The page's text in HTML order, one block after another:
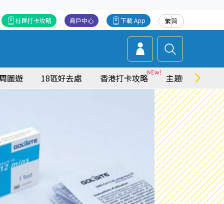
繁简
下載 App
商戶中心
社群打卡攻略
圍遊 18區好去處 香港打卡攻略 主題特集